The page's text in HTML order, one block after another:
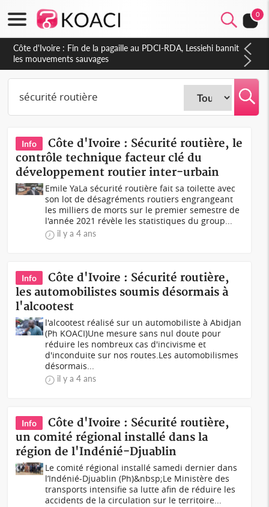
0
Côte d'Ivoire : Ouattara promet des sanctions contre les
déguerpissements illégaux
Info
Côte d'Ivoire : Sécurité routière, le
contrôle technique facteur clé du
développement routier inter-urbain
Emile YaLa sécurité routière fait sa toilette avec
son lot de désagréments routiers engrangeant
les milliers de morts sur le premier semestre de
l'année 2021 révèle les statistiques du group...
il y a 4 ans
Info
Côte d'Ivoire : Sécurité routière,
les automobilistes soumis désormais à
l'alcootest
l'alcootest réalisé sur un automobiliste à Abidjan
(Ph KOACI)Une mesure sans nul doute pour
réduire les nombreux cas d'incivisme et
d'inconduite sur nos routes.Les automobilismes
désormais...
il y a 4 ans
Info
Côte d'Ivoire : Sécurité routière,
un comité régional installé dans la
région de l'Indénié-Djuablin
Le comité régional installé samedi dernier dans
l’Indénié-Djuablin (Ph)&nbsp;Le Ministère des
transports intensifie sa lutte afin de réduire les
accidents de la circulation sur le territoire...